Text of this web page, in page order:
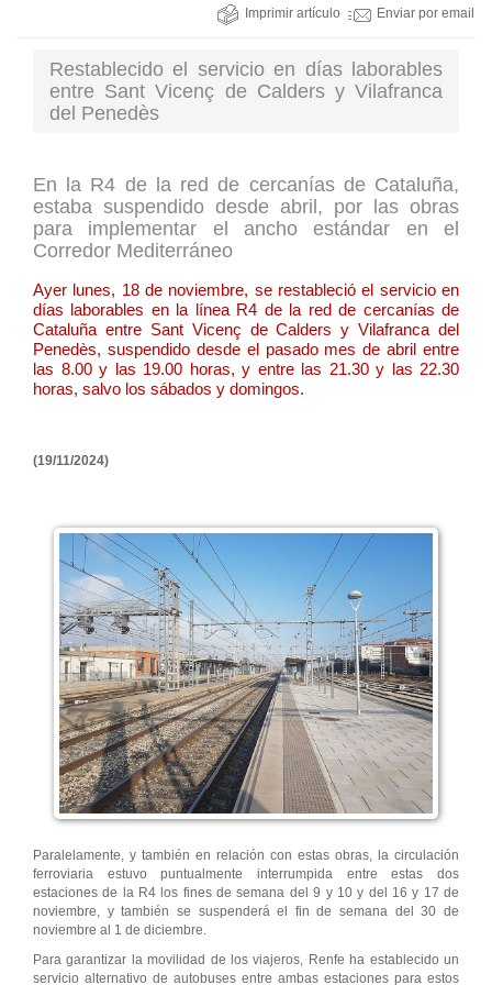
Imprimir artículo Enviar por email
Restablecido el servicio en días laborables
entre Sant Vicenç de Calders y Vilafranca
del Penedès
En la R4 de la red de cercanías de Cataluña,
estaba suspendido desde abril, por las obras
para implementar el ancho estándar en el
Corredor Mediterráneo
Ayer lunes, 18 de noviembre, se restableció el servicio en
días laborables en la línea R4 de la red de cercanías de
Cataluña entre Sant Vicenç de Calders y Vilafranca del
Penedès, suspendido desde el pasado mes de abril entre
las 8.00 y las 19.00 horas, y entre las 21.30 y las 22.30
horas, salvo los sábados y domingos.
(19/11/2024)
Paralelamente, y también en relación con estas obras, la circulación
ferroviaria estuvo puntualmente interrumpida entre estas dos
estaciones de la R4 los fines de semana del 9 y 10 y del 16 y 17 de
noviembre, y también se suspenderá el fin de semana del 30 de
noviembre al 1 de diciembre.
Para garantizar la movilidad de los viajeros, Renfe ha establecido un
servicio alternativo de autobuses entre ambas estaciones para estos